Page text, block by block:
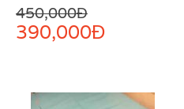
450,000Đ
390,000Đ